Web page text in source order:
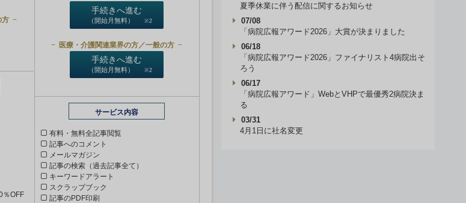
方
％OFF
手続きへ進む
（開始月無料） ※2
医療・介護関連業界の方／一般の方
手続きへ進む
（開始月無料） ※2
サービス内容
有料・無料全記事閲覧
記事へのコメント
メールマガジン
記事の検索（過去記事全て）
キーワードアラート
スクラップブック
記事のPDF印刷
夏季休業に伴う配信に関するお知らせ
07/08
「病院広報アワード2026」大賞が決まりました
06/18
「病院広報アワード2026」ファイナリスト4病院出そ
ろう
06/17
「病院広報アワード」WebとVHPで最優秀2病院決ま
る
03/31
4月1日に社名変更